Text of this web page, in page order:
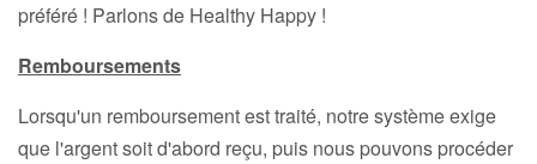
préféré ! Parlons de Healthy Happy !
Remboursements
Lorsqu'un remboursement est traité, notre système exige
que l'argent soit d'abord reçu, puis nous pouvons procéder